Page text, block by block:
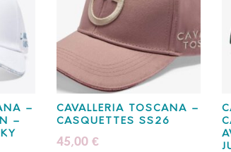
–
–
CAVALLERIA TOSCANA –
CASQUETTES SS26
45,00 €